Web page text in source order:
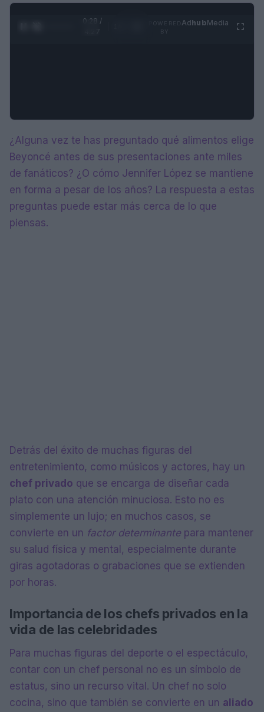
0:29 /
AdhubMedia
¿Alguna vez te has preguntado qué alimentos elige
Beyoncé antes de sus presentaciones ante miles
de fanáticos? ¿O cómo Jennifer López se mantiene
en forma a pesar de los años? La respuesta a estas
preguntas puede estar más cerca de lo que
piensas.
Detrás del éxito de muchas figuras del
entretenimiento, como músicos y actores, hay un
chef privado que se encarga de diseñar cada
plato con una atención minuciosa. Esto no es
simplemente un lujo; en muchos casos, se
convierte en un factor determinante para mantener
su salud física y mental, especialmente durante
giras agotadoras o grabaciones que se extienden
por horas.
Importancia de los chefs privados en la
vida de las celebridades
Para muchas figuras del deporte o el espectáculo,
contar con un chef personal no es un símbolo de
estatus, sino un recurso vital. Un chef no solo
cocina, sino que también se convierte en un aliado